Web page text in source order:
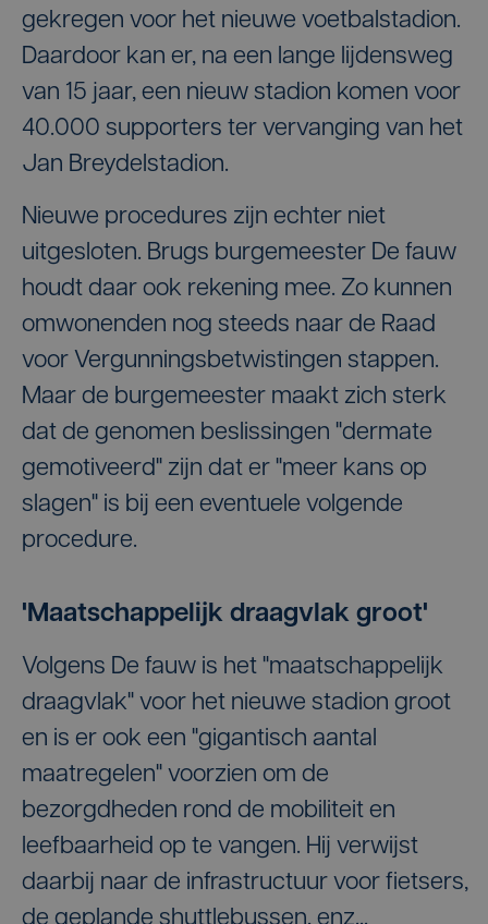
gekregen voor het nieuwe voetbalstadion.
Daardoor kan er, na een lange lijdensweg
van 15 jaar, een nieuw stadion komen voor
40.000 supporters ter vervanging van het
Jan Breydelstadion.
Nieuwe procedures zijn echter niet
uitgesloten. Brugs burgemeester De fauw
houdt daar ook rekening mee. Zo kunnen
omwonenden nog steeds naar de Raad
voor Vergunningsbetwistingen stappen.
Maar de burgemeester maakt zich sterk
dat de genomen beslissingen "dermate
gemotiveerd" zijn dat er "meer kans op
slagen" is bij een eventuele volgende
procedure.
'Maatschappelijk draagvlak groot'
Volgens De fauw is het "maatschappelijk
draagvlak" voor het nieuwe stadion groot
en is er ook een "gigantisch aantal
maatregelen" voorzien om de
bezorgdheden rond de mobiliteit en
leefbaarheid op te vangen. Hij verwijst
daarbij naar de infrastructuur voor fietsers,
de geplande shuttlebussen, enz...